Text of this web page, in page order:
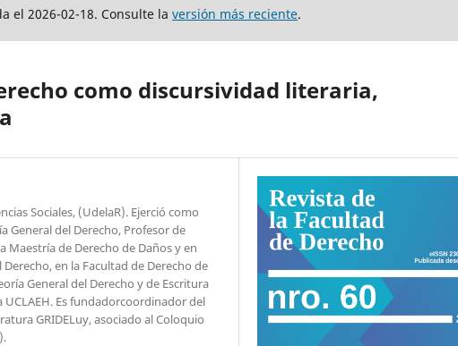
el 2026-02-18. Consulte la versión más reciente.
como discursividad literaria,
Sociales, (UdelaR). Ejerció como
General del Derecho, Profesor de
Maestría de Derecho de Daños y en
en la Facultad de Derecho de
General del Derecho y de Escritura
UCLAEH. Es fundadorcoordinador del
GRIDELuy, asociado al Coloquio